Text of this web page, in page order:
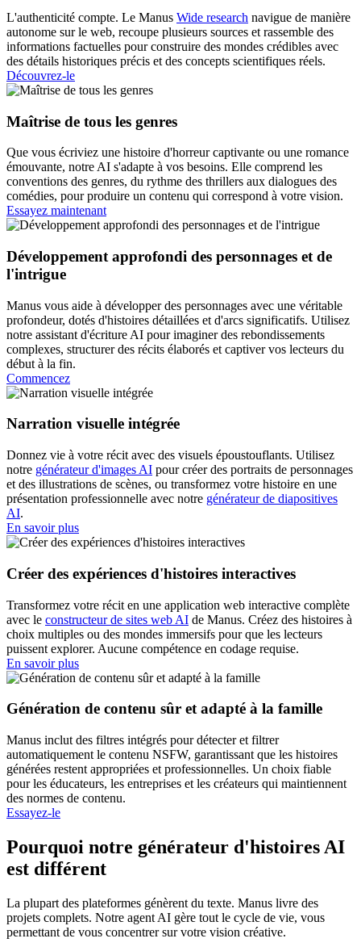
L'authenticité compte. Le Manus Wide research navigue de manière
autonome sur le web, recoupe plusieurs sources et rassemble des
informations factuelles pour construire des mondes crédibles avec
des détails historiques précis et des concepts scientifiques réels.
Découvrez-le
Maîtrise de tous les genres
Que vous écriviez une histoire d'horreur captivante ou une romance
émouvante, notre AI s'adapte à vos besoins. Elle comprend les
conventions des genres, du rythme des thrillers aux dialogues des
comédies, pour produire un contenu qui correspond à votre vision.
Essayez maintenant
Développement approfondi des personnages et de
l'intrigue
Manus vous aide à développer des personnages avec une véritable
profondeur, dotés d'histoires détaillées et d'arcs significatifs. Utilisez
notre assistant d'écriture AI pour imaginer des rebondissements
complexes, structurer des récits élaborés et captiver vos lecteurs du
début à la fin.
Commencez
Narration visuelle intégrée
Donnez vie à votre récit avec des visuels époustouflants. Utilisez
notre générateur d'images AI pour créer des portraits de personnages
et des illustrations de scènes, ou transformez votre histoire en une
présentation professionnelle avec notre générateur de diapositives
AI.
En savoir plus
Créer des expériences d'histoires interactives
Transformez votre récit en une application web interactive complète
avec le constructeur de sites web AI de Manus. Créez des histoires à
choix multiples ou des mondes immersifs pour que les lecteurs
puissent explorer. Aucune compétence en codage requise.
En savoir plus
Génération de contenu sûr et adapté à la famille
Manus inclut des filtres intégrés pour détecter et filtrer
automatiquement le contenu NSFW, garantissant que les histoires
générées restent appropriées et professionnelles. Un choix fiable
pour les éducateurs, les entreprises et les créateurs qui maintiennent
des normes de contenu.
Essayez-le
Pourquoi notre générateur d'histoires AI
est différent
La plupart des plateformes génèrent du texte. Manus livre des
projets complets. Notre agent AI gère tout le cycle de vie, vous
permettant de vous concentrer sur votre vision créative.